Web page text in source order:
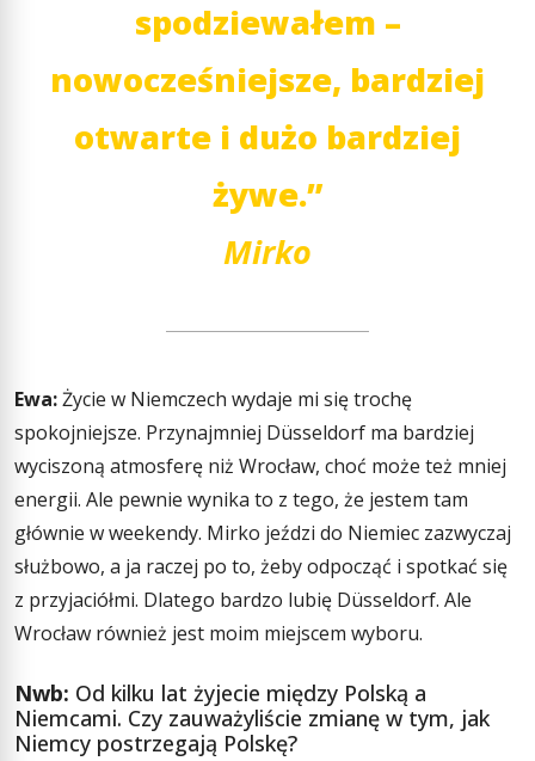
spodziewałem –
nowocześniejsze, bardziej
otwarte i dużo bardziej
żywe.”
Mirko
Ewa:Życie w Niemczech wydaje mi się trochę
spokojniejsze. Przynajmniej Düsseldorf ma bardziej
wyciszoną atmosferę niż Wrocław, choć może też mniej
energii. Ale pewnie wynika to z tego, że jestem tam
głównie w weekendy. Mirko jeździ do Niemiec zazwyczaj
służbowo, a ja raczej po to, żeby odpocząć i spotkać się
z przyjaciółmi. Dlatego bardzo lubię Düsseldorf. Ale
Wrocław również jest moim miejscem wyboru.
Nwb: Od kilku lat żyjecie między Polską a
Niemcami. Czy zauważyliście zmianę w tym, jak
Niemcy postrzegają Polskę?